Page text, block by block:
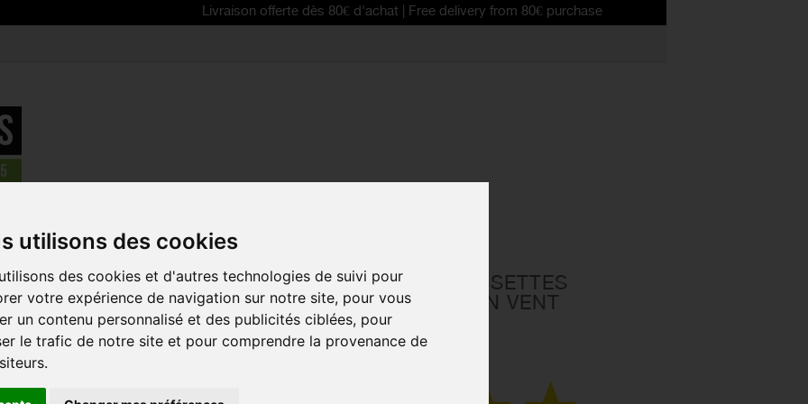
utilisons des cookies
des cookies et d'autres technologies de suivi pour
votre expérience de navigation sur notre site, pour vous
un contenu personnalisé et des publicités ciblées, pour
le trafic de notre site et pour comprendre la provenance de
Livraison offerte dès 80€ d'achat | Free delivery from 80€ purchase
> SPECIALIZED chaussettes vélo été Hydrogen Vent Tall
SPECIALIZED CHAUSSETTES
VÉLO ÉTÉ HYDROGEN VENT
TALL
Référence : 64720-202